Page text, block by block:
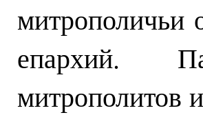
митрополичьи
епархий.
митрополитов